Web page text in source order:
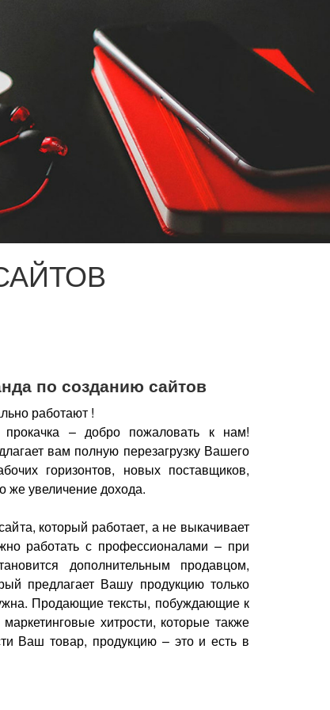
по созданию сайтов
работают !
– добро пожаловать к нам!
вам полную перезагрузку Вашего
горизонтов, новых поставщиков,
же увеличение дохода.
который работает, а не выкачивает
работать с профессионалами – при
дополнительным продавцом,
предлагает Вашу продукцию только
Продающие тексты, побуждающие к
хитрости, которые также
Ваш товар, продукцию – это и есть в